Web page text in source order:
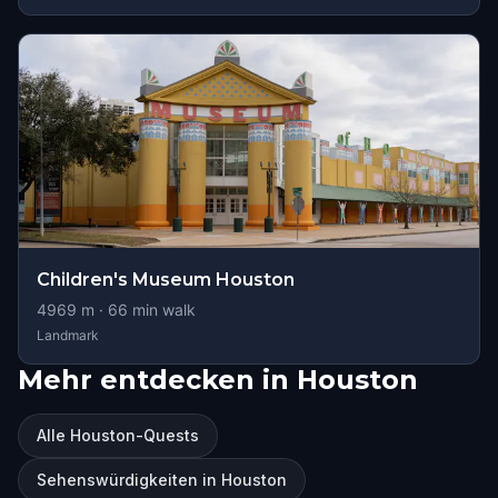
Children's Museum Houston
4969 m · 66 min walk
Landmark
Mehr entdecken in Houston
Alle Houston-Quests
Sehenswürdigkeiten in Houston